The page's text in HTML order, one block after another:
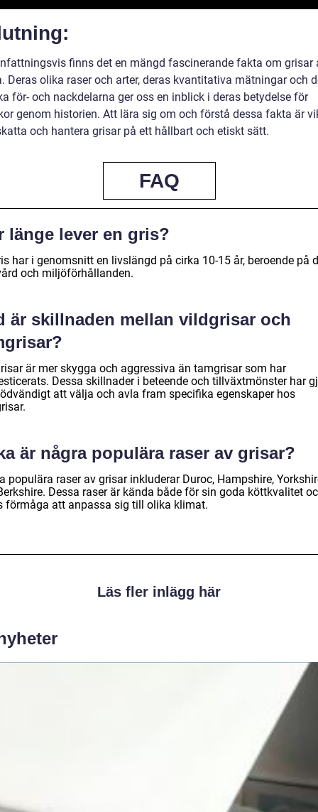
finns det en mängd fascinerande fakta om grisar
Deras olika raser och arter, deras kvantitativa mätningar och
för- och nackdelarna ger oss en inblick i deras betydelse för
genom historien. Att lära sig om och förstå dessa fakta är
och hantera grisar på ett hållbart och etiskt sätt.
FAQ
länge lever en gris?
har i genomsnitt en livslängd på cirka 10-15 år, beroende på
och miljöförhållanden.
är skillnaden mellan vildgrisar och
är mer skygga och aggressiva än tamgrisar som har
Dessa skillnader i beteende och tillväxtmönster har
att välja och avla fram specifika egenskaper hos
är några populära raser av grisar?
populära raser av grisar inkluderar Duroc, Hampshire,
Dessa raser är kända både för sin goda köttkvalitet
förmåga att anpassa sig till olika klimat.
Läs fler inlägg här